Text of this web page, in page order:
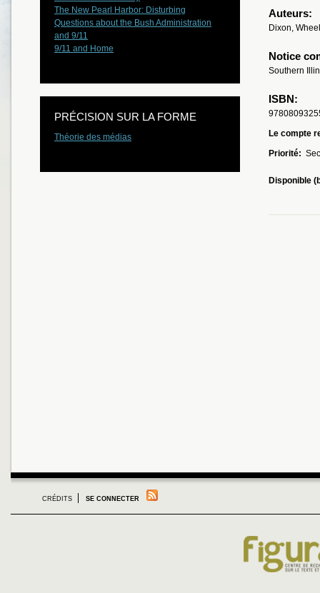
Auteurs:
Dixon,
Notice
Southern
ISBN:
Le compte
Priorité:
Disponible
The New Pearl Harbor: Disturbing
Questions about the Bush Administration
and 9/11
9/11 and Home
PRÉCISION SUR LA FORME
Théorie des médias
CRÉDITS SE CONNECTER